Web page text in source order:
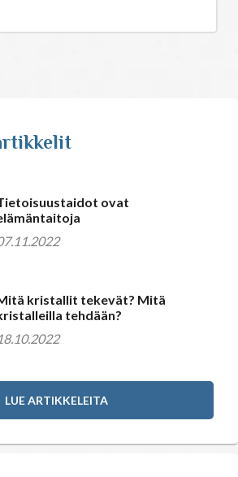
ovat
kristallit tekevät? Mitä
tehdään?
18.10.2022
LUE ARTIKKELEITA